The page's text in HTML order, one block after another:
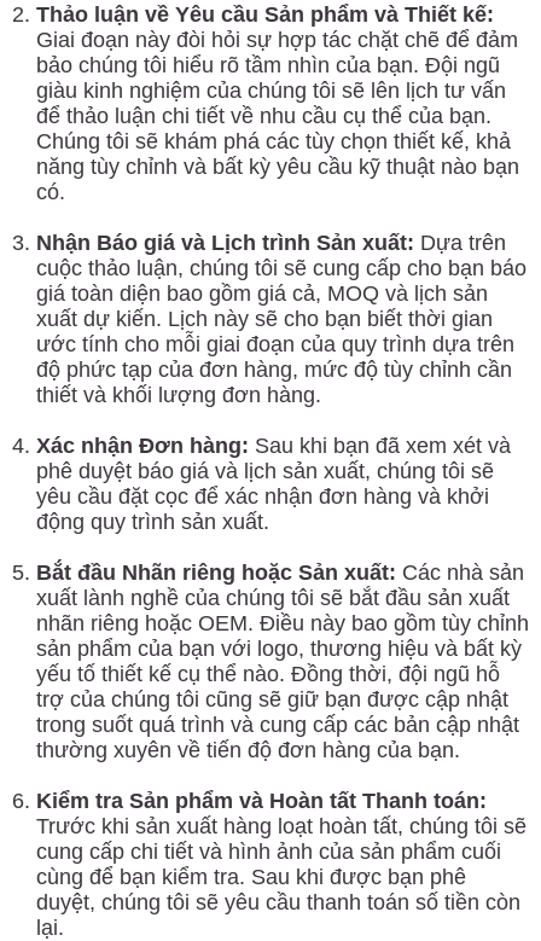
Thảo luận về Yêu cầu Sản phẩm và Thiết kế:
Giai đoạn này đòi hỏi sự hợp tác chặt chẽ để đảm
bảo chúng tôi hiểu rõ tầm nhìn của bạn. Đội ngũ
giàu kinh nghiệm của chúng tôi sẽ lên lịch tư vấn
để thảo luận chi tiết về nhu cầu cụ thể của bạn.
Chúng tôi sẽ khám phá các tùy chọn thiết kế, khả
năng tùy chỉnh và bất kỳ yêu cầu kỹ thuật nào bạn
có.
Nhận Báo giá và Lịch trình Sản xuất: Dựa trên
cuộc thảo luận, chúng tôi sẽ cung cấp cho bạn báo
giá toàn diện bao gồm giá cả, MOQ và lịch sản
xuất dự kiến. Lịch này sẽ cho bạn biết thời gian
ước tính cho mỗi giai đoạn của quy trình dựa trên
độ phức tạp của đơn hàng, mức độ tùy chỉnh cần
thiết và khối lượng đơn hàng.
Xác nhận Đơn hàng: Sau khi bạn đã xem xét và
phê duyệt báo giá và lịch sản xuất, chúng tôi sẽ
yêu cầu đặt cọc để xác nhận đơn hàng và khởi
động quy trình sản xuất.
Bắt đầu Nhãn riêng hoặc Sản xuất: Các nhà sản
xuất lành nghề của chúng tôi sẽ bắt đầu sản xuất
nhãn riêng hoặc OEM. Điều này bao gồm tùy chỉnh
sản phẩm của bạn với logo, thương hiệu và bất kỳ
yếu tố thiết kế cụ thể nào. Đồng thời, đội ngũ hỗ
trợ của chúng tôi cũng sẽ giữ bạn được cập nhật
trong suốt quá trình và cung cấp các bản cập nhật
thường xuyên về tiến độ đơn hàng của bạn.
Kiểm tra Sản phẩm và Hoàn tất Thanh toán:
Trước khi sản xuất hàng loạt hoàn tất, chúng tôi sẽ
cung cấp chi tiết và hình ảnh của sản phẩm cuối
cùng để bạn kiểm tra. Sau khi được bạn phê
duyệt, chúng tôi sẽ yêu cầu thanh toán số tiền còn
lại.